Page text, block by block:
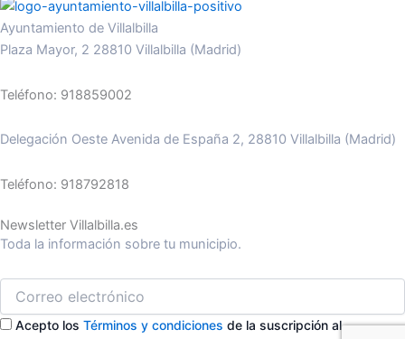
Ayuntamiento de Villalbilla
Plaza Mayor, 2 28810 Villalbilla (Madrid)
Teléfono: 918859002
Delegación Oeste Avenida de España 2, 28810 Villalbilla (Madrid)
Teléfono: 918792818
Newsletter Villalbilla.es
Toda la información sobre tu municipio.
Acepto los Términos y condiciones de la suscripción al